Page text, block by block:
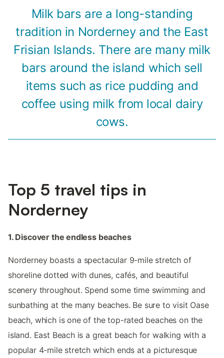
Milk bars are a long-standing
tradition in Norderney and the East
Frisian Islands. There are many milk
bars around the island which sell
items such as rice pudding and
coffee using milk from local dairy
cows.
Top 5 travel tips in
Norderney
1. Discover the endless beaches
Norderney boasts a spectacular 9-mile stretch of
shoreline dotted with dunes, cafés, and beautiful
scenery throughout. Spend some time swimming and
sunbathing at the many beaches. Be sure to visit Oase
beach, which is one of the top-rated beaches on the
island. East Beach is a great beach for walking with a
popular 4-mile stretch which ends at a picturesque